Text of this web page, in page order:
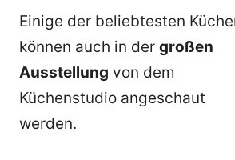
Einige der beliebtesten
können auch in der großen
Ausstellung von dem
Küchenstudio angeschaut
werden.